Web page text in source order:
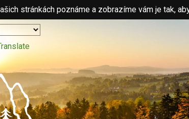
stránkách poznáme a zobrazíme vám je tak,